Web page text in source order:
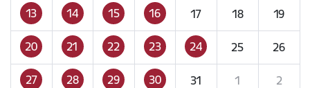
13 14 15 16 17 18 19
20 21 22 23 24 25 26
27 28 29 30 31 1 2